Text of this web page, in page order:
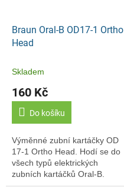
Braun Oral-B OD17-1 Ortho
Head
Skladem
160 Kč
Do košíku
Výměnné zubní kartáčky OD
17-1 Ortho Head. Hodí se do
všech typů elektrických
zubních kartáčků Oral-B.